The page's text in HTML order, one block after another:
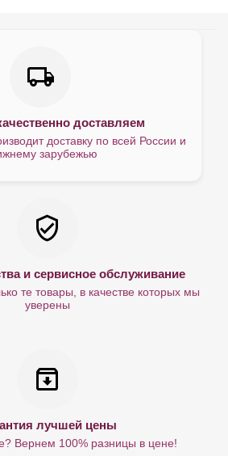
доставляем
доставку по всей России и
зарубежью
и сервисное обслуживание
те товары, в качестве которых мы
уверены
лучшей цены
Вернем 100% разницы в цене!